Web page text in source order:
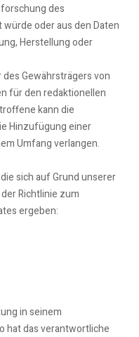
des
oder aus den Daten
Herstellung oder
Gewährsträgers von
für den redaktionellen
kann die
Hinzufügung einer
Umfang verlangen.
sich auf Grund unserer
Richtlinie zum
ergeben:
in seinem
hat das verantwortliche